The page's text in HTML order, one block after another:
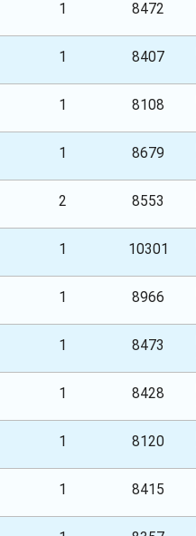
1 8472
1 8407
1 8108
1 8679
2 8553
1 10301
1 8966
1 8473
1 8428
1 8120
1 8415